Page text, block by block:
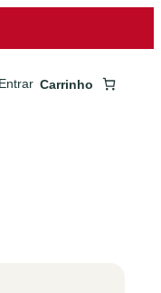
Entrar Carrinho